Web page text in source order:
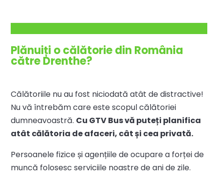
Plănuiți o călătorie din România
către Drenthe?
Călătoriile nu au fost niciodată atât de distractive!
Nu vă întrebăm care este scopul călătoriei
dumneavoastră. Cu GTV Bus vă puteți planifica
atât călătoria de afaceri, cât și cea privată.
Persoanele fizice și agențiile de ocupare a forței de
muncă folosesc serviciile noastre de ani de zile.